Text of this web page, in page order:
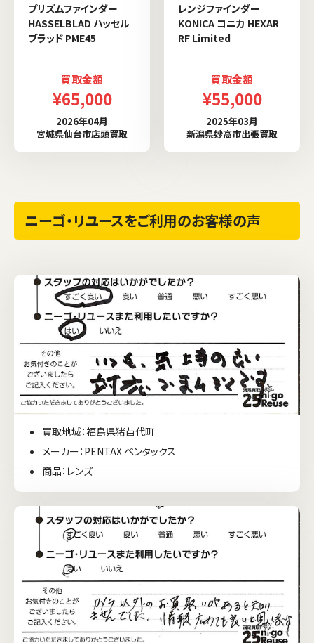
プリズムファインダー
HASSELBLAD ハッセル
ブラッド PME45
買取金額
¥65,000
2026年04月
宮城県仙台市店頭買取
レンジファインダー
KONICA コニカ HEXAR
RF Limited
買取金額
¥55,000
2025年03月
新潟県妙高市出張買取
ニーゴ・リユースをご利用のお客様の声
買取地域：福島県猪苗代町
メーカー：PENTAX ペンタックス
商品：レンズ